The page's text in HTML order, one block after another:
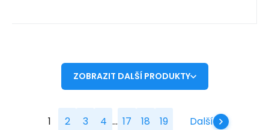
ZOBRAZIT DALŠÍ PRODUKTY
1 2 3 4 ... 17 18 19 Další